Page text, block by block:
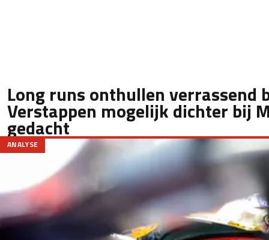
Long runs onthullen verrassend
Verstappen mogelijk dichter bij
gedacht
ANALYSE